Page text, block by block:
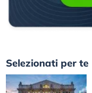
Selezionati per te